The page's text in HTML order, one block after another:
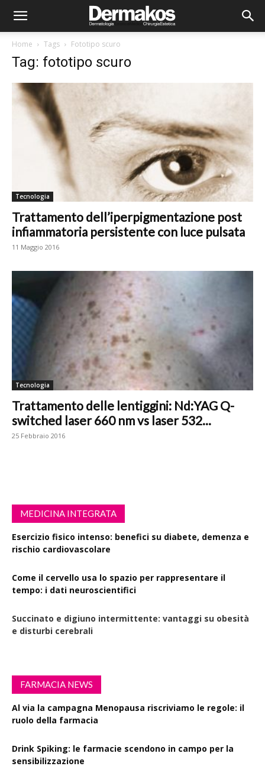
Home Tags Fototipo scuro
Tag: fototipo scuro
Tecnologia
Trattamento dell’iperpigmentazione post
infiammatoria persistente con luce pulsata
11 Maggio 2016
Tecnologia
Trattamento delle lentiggini: Nd:YAG Q-
switched laser 660 nm vs laser 532...
25 Febbraio 2016
MEDICINA INTEGRATA
Esercizio fisico intenso: benefici su diabete, demenza e
rischio cardiovascolare
Come il cervello usa lo spazio per rappresentare il
tempo: i dati neuroscientifici
Succinato e digiuno intermittente: vantaggi su obesità
e disturbi cerebrali
FARMACIA NEWS
Al via la campagna Menopausa riscriviamo le regole: il
ruolo della farmacia
Drink Spiking: le farmacie scendono in campo per la
sensibilizzazione